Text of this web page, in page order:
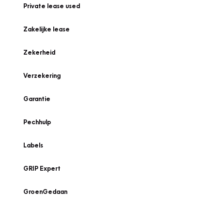
Private lease used
Zakelijke lease
Zekerheid
Verzekering
Garantie
Pechhulp
Labels
GRIP Expert
GroenGedaan